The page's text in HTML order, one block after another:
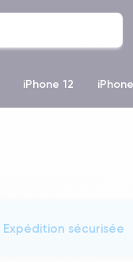
iPhone 12
Expédition sécurisée